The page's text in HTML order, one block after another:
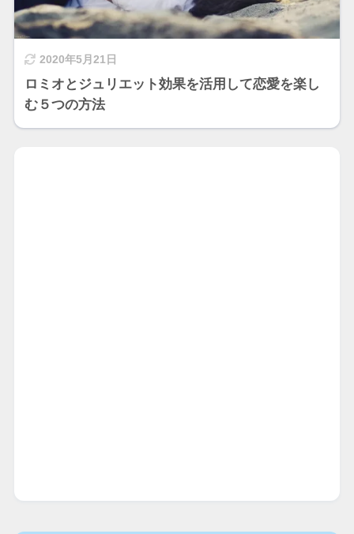
2020年5月21日
ロミオとジュリエット効果を活用して恋愛を楽し
む５つの方法